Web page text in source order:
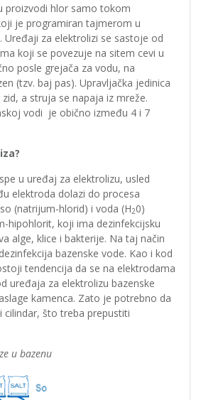
proizvodi hlor samo tokom
je programiran tajmerom u
za elektrolizi se sastoje od
koji se povezuje na sitem cevi u
posle grejača za vodu, na
(tzv. baj pas). Upravljačka jedinica
a struja se napaja iz mreže.
vodi je obično između 4 i 7
u uređaj za elektrolizu, usled
elektroda dolazi do procesa
(natrijum-hlorid) i voda (H20)
hipohlorit, koji ima dezinfekcijsku
alge, klice i bakterije. Na taj način
bazenske vode. Kao i kod
tendencija da se na elektrodama
uređaja za elektrolizu bazenske
kamenca. Zato je potrebno da
cilindar, što treba prepustiti
u bazenu